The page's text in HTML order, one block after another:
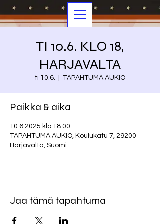
TI 10.6. KLO 18,
HARJAVALTA
ti 10.6. TAPAHTUMA AUKIO
Paikka & aika
10.6.2025 klo 18.00
TAPAHTUMA AUKIO, Koulukatu 7, 29200
Harjavalta, Suomi
Jaa tämä tapahtuma